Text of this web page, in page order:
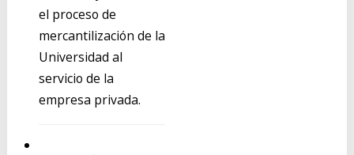
el proceso de
mercantilización de la
Universidad al
servicio de la
empresa privada.